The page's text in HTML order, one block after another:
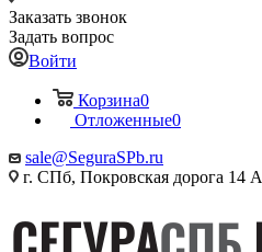
Заказать звонок
Задать вопрос
Войти
Корзина0
Отложенные0
sale@SeguraSPb.ru
г. СПб, Покровская дорога 14 А